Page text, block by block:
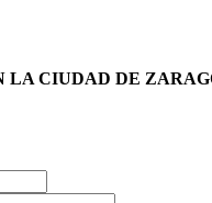
LA CIUDAD DE